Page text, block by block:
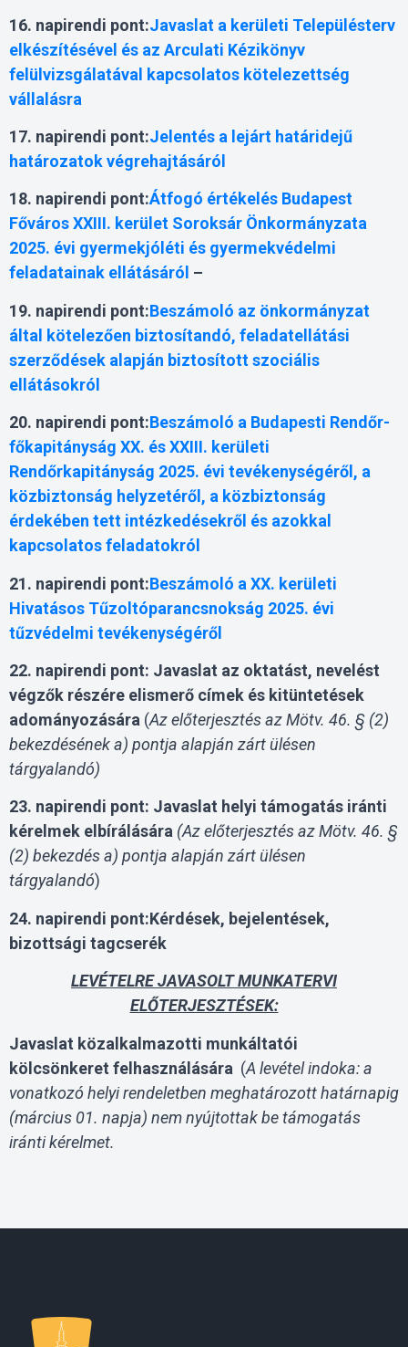
16. napirendi pont:Javaslat a kerületi Településterv
elkészítésével és az Arculati Kézikönyv
felülvizsgálatával kapcsolatos kötelezettség
vállalásra
17. napirendi pont:Jelentés a lejárt határidejű
határozatok végrehajtásáról
18. napirendi pont:Átfogó értékelés Budapest
Főváros XXIII. kerület Soroksár Önkormányzata
2025. évi gyermekjóléti és gyermekvédelmi
feladatainak ellátásáról –
19. napirendi pont:Beszámoló az önkormányzat
által kötelezően biztosítandó, feladatellátási
szerződések alapján biztosított szociális
ellátásokról
20. napirendi pont:Beszámoló a Budapesti Rendőr-
főkapitányság XX. és XXIII. kerületi
Rendőrkapitányság 2025. évi tevékenységéről, a
közbiztonság helyzetéről, a közbiztonság
érdekében tett intézkedésekről és azokkal
kapcsolatos feladatokról
21. napirendi pont:Beszámoló a XX. kerületi
Hivatásos Tűzoltóparancsnokság 2025. évi
tűzvédelmi tevékenységéről
22. napirendi pont: Javaslat az oktatást, nevelést
végzők részére elismerő címek és kitüntetések
adományozására (Az előterjesztés az Mötv. 46. § (2)
bekezdésének a) pontja alapján zárt ülésen
tárgyalandó)
23. napirendi pont: Javaslat helyi támogatás iránti
kérelmek elbírálására (Az előterjesztés az Mötv. 46. §
(2) bekezdés a) pontja alapján zárt ülésen
tárgyalandó)
24. napirendi pont:Kérdések, bejelentések,
bizottsági tagcserék
LEVÉTELRE JAVASOLT MUNKATERVI
ELŐTERJESZTÉSEK:
Javaslat közalkalmazotti munkáltatói
kölcsönkeret felhasználására (A levétel indoka:a
vonatkozó helyi rendeletben meghatározott határnapig
(március 01. napja) nem nyújtottak be támogatás
iránti kérelmet.